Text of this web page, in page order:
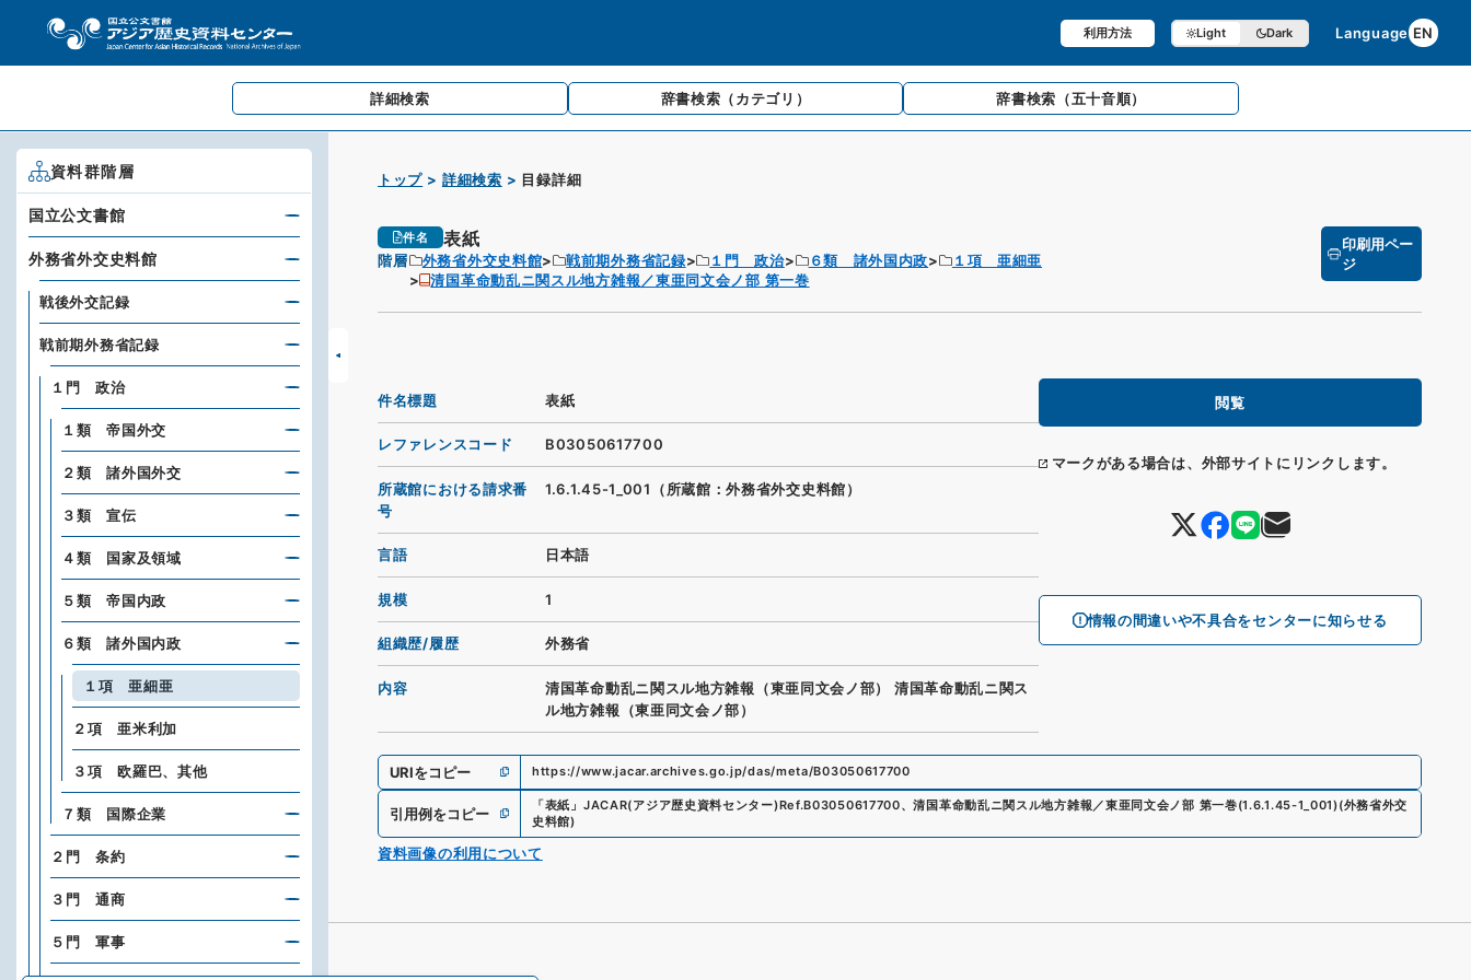
利用方法 Light Dark Language EN
詳細検索 辞書検索 （カテゴリ） 辞書検索 （五十音順）
トップ 詳細検索 目録詳細
件名 表紙
階層 外務省外交史料館 戦前期外務省記録 １門 政治 ６類 諸外国内政
１項 亜細亜
清国革命動乱ニ関スル地方雑報／東亜同文会ノ部 第一巻
印刷用ペー
ジ
閲覧
マークがある場合は、外部サイトにリンクします。
情報の間違いや不具合をセンターに知らせる
件名標題 表紙
レファレンスコード B03050617700
所蔵館における請求番
号
1.6.1.45-1_001（所蔵館：外務省外交史料館）
言語 日本語
規模 1
組織歴/履歴 外務省
内容
清国革命動乱ニ関スル地方雑報（東亜同文会ノ部） 清国革命動乱ニ関ス
ル地方雑報（東亜同文会ノ部）
URIをコピー https://www.jacar.archives.go.jp/das/meta/B03050617700
引用例をコピー 「表紙 」 JACAR(アジア歴史資料センター)Ref.B03050617700、清国革命動乱ニ関スル地方雑報／東亜同文会ノ部 第一巻(1.6.1.45-1_001)(外務省外交
史料館)
資料画像の利用について
資料群階層
国立公文書館
外務省外交史料館
戦後外交記録
戦前期外務省記録
１門 政治
１類 帝国外交
２類 諸外国外交
３類 宣伝
４類 国家及領域
５類 帝国内政
６類 諸外国内政
１項 亜細亜
２項 亜米利加
３項 欧羅巴、其他
７類 国際企業
２門 条約
３門 通商
５門 軍事